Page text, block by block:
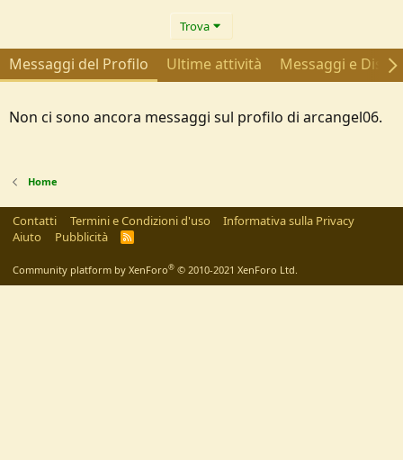
Trova
Messaggi del Profilo Ultime attività Messaggi e
Non ci sono ancora messaggi sul profilo di arcangel06.
Home
Contatti Termini e Condizioni d'uso
Informativa sulla Privacy
Aiuto
Pubblicità
R
Community platform by XenForo® © 2010-2021 XenForo Ltd.